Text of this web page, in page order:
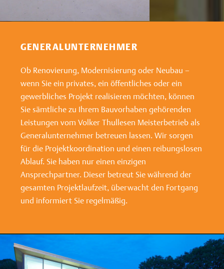
GENERALUNTERNEHMER
Ob Renovierung, Modernisierung oder Neubau –
wenn Sie ein privates, ein öffentliches oder ein
gewerbliches Projekt realisieren möchten, können
Sie sämtliche zu Ihrem Bauvorhaben gehörenden
Leistungen vom Volker Thullesen Meisterbetrieb als
Generalunternehmer betreuen lassen. Wir sorgen
für die Projektkoordination und einen reibungslosen
Ablauf. Sie haben nur einen einzigen
Ansprechpartner. Dieser betreut Sie während der
gesamten Projektlaufzeit, überwacht den Fortgang
und informiert Sie regelmäßig.